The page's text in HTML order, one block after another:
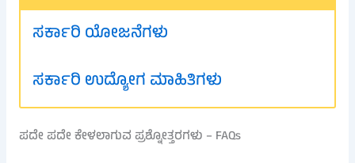
ಸರ್ಕಾರಿ ಯೋಜನೆಗಳು
ಸರ್ಕಾರಿ ಉದ್ಯೋಗ ಮಾಹಿತಿಗಳು
ಪದೇ ಪದೇ ಕೇಳಲಾಗುವ ಪ್ರಶ್ನೋತ್ತರಗಳು – FAQs